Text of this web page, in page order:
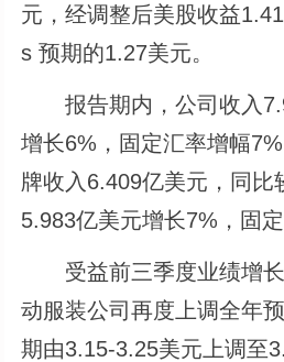
元，经调整后美股收益
s 预期的1.27美元。
报告期内，公司收入
增长6%，固定汇率增幅
牌收入6.409亿美元，同比
5.983亿美元增长7%，固
受益前三季度业绩增长
动服装公司再度上调全年
期由3.15-3.25美元上调至